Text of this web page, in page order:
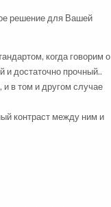
решение для Вашей
когда говорим о
и достаточно прочный..
в том и другом случае
контраст между ним и